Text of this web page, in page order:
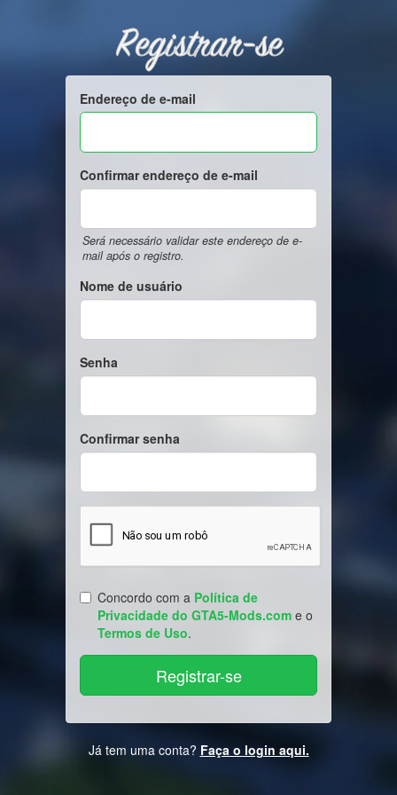
Registrar-se
Endereço de e-mail
Confirmar endereço de e-mail
Será necessário validar este endereço de e-
mail após o registro.
Nome de usuário
Senha
Confirmar senha
Concordo com a Política de
Privacidade do GTA5-Mods.com e o
Termos de Uso.
Já tem uma conta? Faça o login aqui.